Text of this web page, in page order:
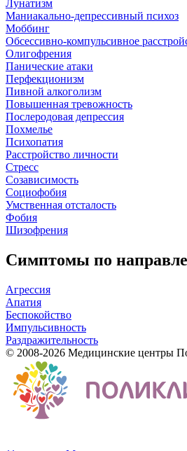
Лунатизм
Маниакально-депрессивный психоз
Моббинг
Обсессивно-компульсивное
Олигофрения
Панические атаки
Перфекционизм
Пивной алкоголизм
Повышенная тревожность
Послеродовая депрессия
Похмелье
Психопатия
Расстройство личности
Стресс
Созависимость
Социофобия
Умственная отсталость
Фобия
Шизофрения
Симптомы по
Агрессия
Апатия
Беспокойство
Импульсивность
Раздражительность
© 2008-2026 Медицинские центры